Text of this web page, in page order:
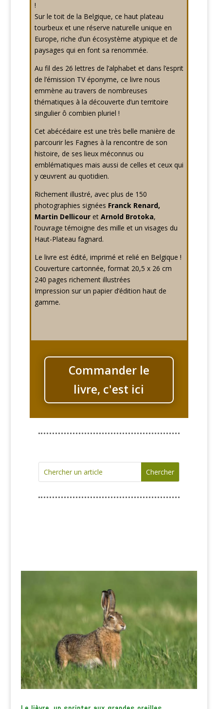
!
Sur le toit de la Belgique, ce haut plateau
tourbeux et une réserve naturelle unique en
Europe, riche d’un écosystème atypique et de
paysages qui en font sa renommée.
Au fil des 26 lettres de l’alphabet et dans l’esprit
de l’émission TV éponyme, ce livre nous
emmène au travers de nombreuses
thématiques à la découverte d’un territoire
singulier ô combien pluriel !
Cet abécédaire est une très belle manière de
parcourir les Fagnes à la rencontre de son
histoire, de ses lieux méconnus ou
emblématiques mais aussi de celles et ceux qui
y œuvrent au quotidien.
Richement illustré, avec plus de 150
photographies signées Franck Renard,
Martin Dellicour et Arnold Brotoka,
l’ouvrage témoigne des mille et un visages du
Haut-Plateau fagnard.
Le livre est édité, imprimé et relié en Belgique !
Couverture cartonnée, format 20,5 x 26 cm
240 pages richement illustrées
Impression sur un papier d’édition haut de
gamme.
Commander le
livre, c'est ici